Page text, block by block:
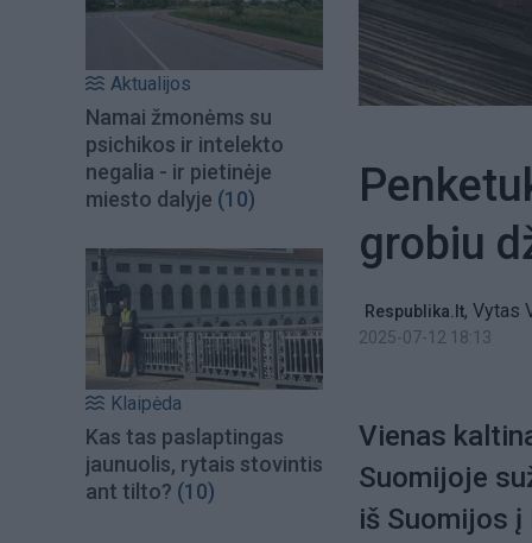
Aktualijos
Namai žmonėms su
psichikos ir intelekto
negalia - ir pietinėje
miesto dalyje (10)
Klaipėda
Kas tas paslaptingas
jaunuolis, rytais stovintis
ant tilto? (10)
grobiu
Respublika.lt, Vytas
2025-07-12 18:13
Vienas
Suomijoje
iš Suomijos į